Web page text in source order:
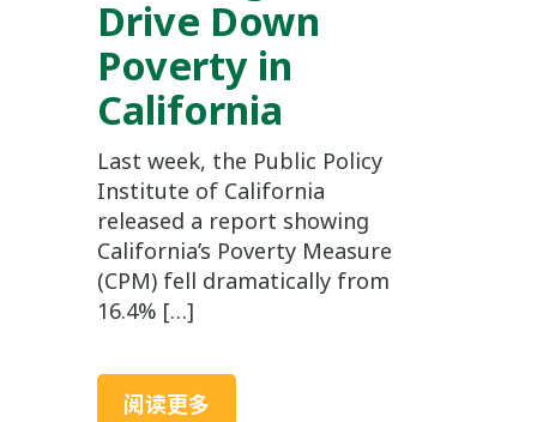
Drive Down
Poverty in
California
Last week, the Public Policy
Institute of California
released a report showing
California’s Poverty Measure
(CPM) fell dramatically from
16.4% […]
阅读更多